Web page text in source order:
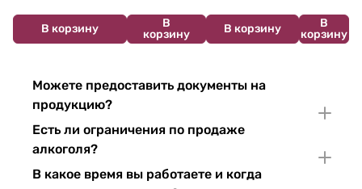
В корзину
В
корзину
В корзину
В
корзину
Можете предоставить документы на
продукцию?
Есть ли ограничения по продаже
алкоголя?
В какое время вы работаете и когда